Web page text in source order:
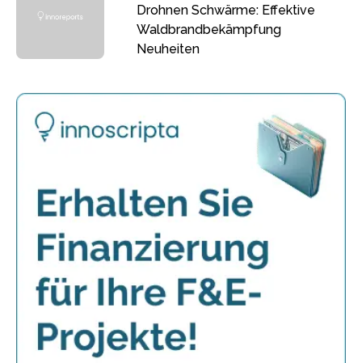
Drohnen Schwärme: Effektive
Waldbrandbekämpfung
Neuheiten